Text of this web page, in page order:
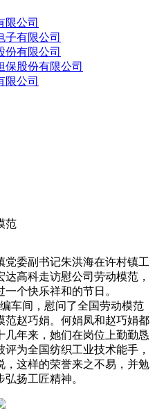
限公司
子有限公司
份有限公司
保股份有限公司
限公司
范
委副书记朱洪海在许村镇工
高科走访慰公司劳动模范，
个快乐祥和的节日。
车间，慰问了全国劳动模范
范赵巧娟。何娟凤和赵巧娟都
几年来，她们在岗位上勤勤恳
为全国纺织工业技术能手，
，这样的荣誉来之不易，并勉
扬工匠精神。